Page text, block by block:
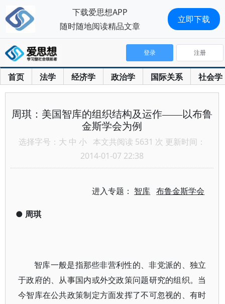
首页 法学 经济学 政治学 国际关系 社会学
登录 注册
周琪：美国智库的组织结构及运作——以布鲁
金斯学会为例
选择字号： 大 中 小 本文共阅读 5631 次 更新时间：
2014-01-07 22:38
进入专题： 智库 布鲁金斯学会
● 周琪
智库一般是指那些非营利性的、非党派的、独立
于政府的、从事国内或外交政策问题研究的组织。当
今智库在公共政策制定方面发挥了不可忽视的、有时
下载爱思想APP
随时随地阅读精品文章
立即下载